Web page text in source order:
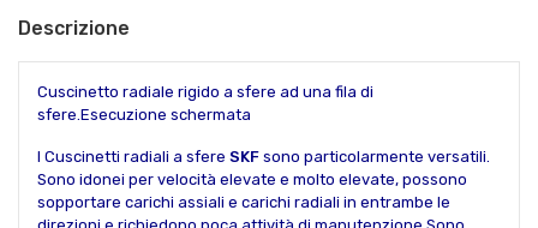
Descrizione
Cuscinetto radiale rigido a sfere ad una fila di
sfere.Esecuzione schermata
I Cuscinetti radiali a sfere SKF sono particolarmente versatili.
Sono idonei per velocità elevate e molto elevate, possono
sopportare carichi assiali e carichi radiali in entrambe le